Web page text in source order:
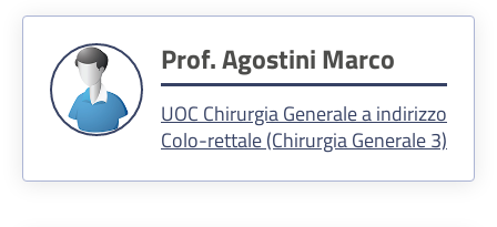
Prof. Agostini Marco
UOC Chirurgia Generale a indirizzo
Colo-rettale (Chirurgia Generale 3)